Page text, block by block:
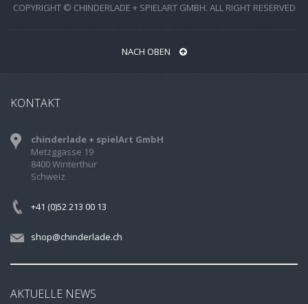
COPYRIGHT © CHINDERLADE + SPIELART GMBH. ALL RIGHT RESERVED
NACH OBEN
KONTAKT
chinderlade + spielArt GmbH
Metzggasse 19
8400 Winterthur
Schweiz
+41 (0)52 213 00 13
shop@chinderlade.ch
AKTUELLE NEWS